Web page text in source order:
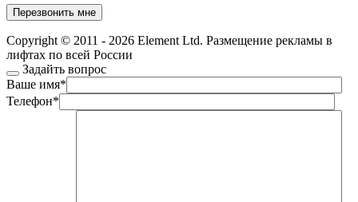
Copyright © 2011 - 2026 Element Ltd. Размещение рекламы в
лифтах по всей России
Задайть вопрос
Ваше имя*
Телефон*